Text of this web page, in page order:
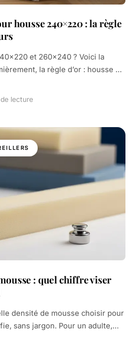
housse 240×220 : la règle
et 260×240 ? Voici la
la règle d’or : housse et
lecture
: quel chiffre viser
densité de mousse choisir pour
sans jargon. Pour un adulte,